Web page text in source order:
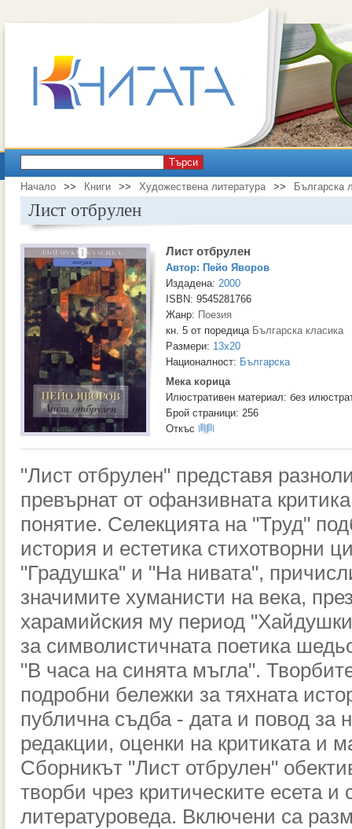
Търси
Начало >> Книги >> Художествена литература >> Българска
Лист отбрулен
Лист отбрулен
Автор: Пейо Яворов
Издадена: 2000
ISBN: 9545281766
Жанр: Поезия
кн. 5 от поредица Българска класика
Размери: 13x20
Националност: Българска
Мека корица
Илюстративен материал: без
Брой страници: 256
Откъс
"Лист отбрулен" представя
превърнат от офанзивната
понятие. Селекцията на "Труд"
история и естетика стихотворни
"Градушка" и "На нивата",
значимите хуманисти на века,
харамийския му период
за символистичната поетика
"В часа на синята мъгла".
подробни бележки за тяхната
публична съдба - дата и повод за
редакции, оценки на критиката и
Сборникът "Лист отбрулен"
творби чрез критическите есета и
литературоведа. Включени са